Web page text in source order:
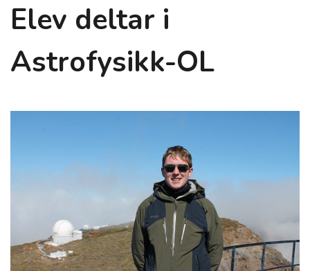
Elev deltar i
Astrofysikk-OL